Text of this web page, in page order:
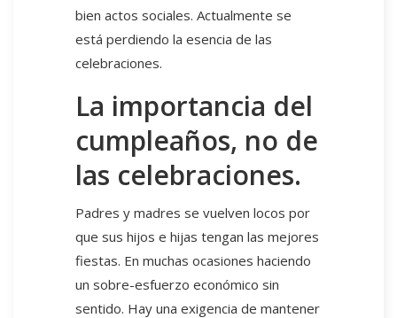
bien actos sociales. Actualmente se
está perdiendo la esencia de las
celebraciones.
La importancia del
cumpleaños, no de
las celebraciones.
Padres y madres se vuelven locos por
que sus hijos e hijas tengan las mejores
fiestas. En muchas ocasiones haciendo
un sobre-esfuerzo económico sin
sentido. Hay una exigencia de mantener